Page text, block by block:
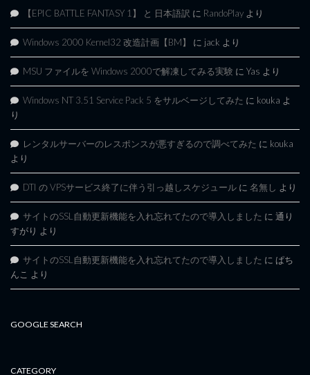
【EPIC BATTLE FANTASY 1】 と 日本語訳 に RandoPlay より
Windows 2000 Kernel32 改造計画【BM】 に jack より
MSU ファイルを Windows 2000で解凍してみる実験 に Yas より
Windows NT 3.51 Service Pack 5 をサルベージしてみた に kouka よ
り
レンタルサーバーのレスポンスが悪すぎるので調べてみた に kouka
より
DTI の VPSサービス終了に伴う引っ越しスケジュール に 名無し より
サイトのSSL自動更新機能を入れ忘れてたので導入しました に 通り
すがり より
サイトのSSL自動更新機能を入れ忘れてたので導入しました に ぱち
んこ より
GOOGLE SEARCH
CATEGORY